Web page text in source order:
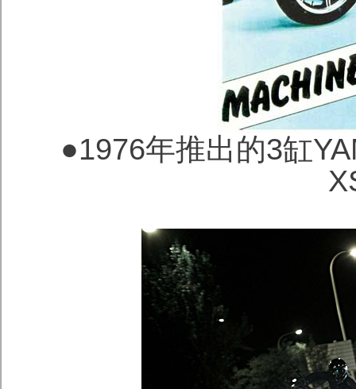
●1976年推出的3缸